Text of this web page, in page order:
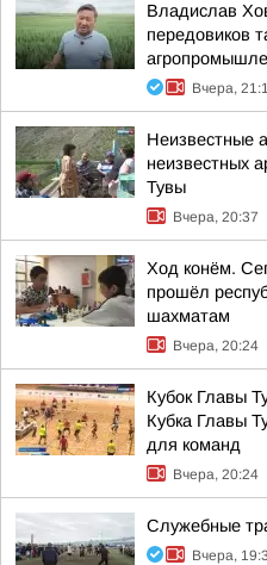
Владислав
передовиков
Вчера,
Неизвестные
неизвестных
Тувы
Вчера, 20:37
Ход конём.
прошёл
шахматам
Вчера, 20:24
Кубок Главы
Кубка Главы
для команд
Вчера, 20:24
Служебные
Вчера,